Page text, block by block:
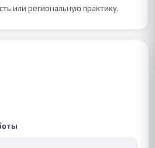
или региональную практику.